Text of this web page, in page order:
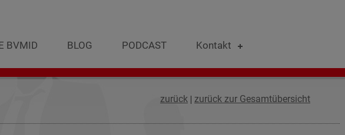
BVMID BLOG PODCAST Kontakt
zurück | zurück zur Gesamtübersicht